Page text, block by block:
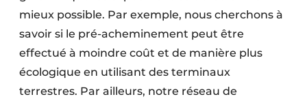
mieux possible. Par exemple, nous cherchons à
savoir si le pré-acheminement peut être
effectué à moindre coût et de manière plus
écologique en utilisant des terminaux
terrestres. Par ailleurs, notre réseau de